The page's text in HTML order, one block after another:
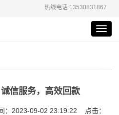
热线电话:13530831867
信服务，高效回款
2023-09-02 23:19:22 点击：